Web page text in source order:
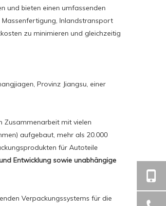
und bieten einen umfassenden
Inlandstransport
zu minimieren und gleichzeitig
Provinz Jiangsu, einer
Zusammenarbeit mit vielen
aufgebaut, mehr als 20.000
für Autoteile
Entwicklung sowie unabhängige
Verpackungssystems für die